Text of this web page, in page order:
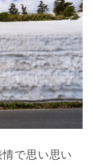
で思い思い